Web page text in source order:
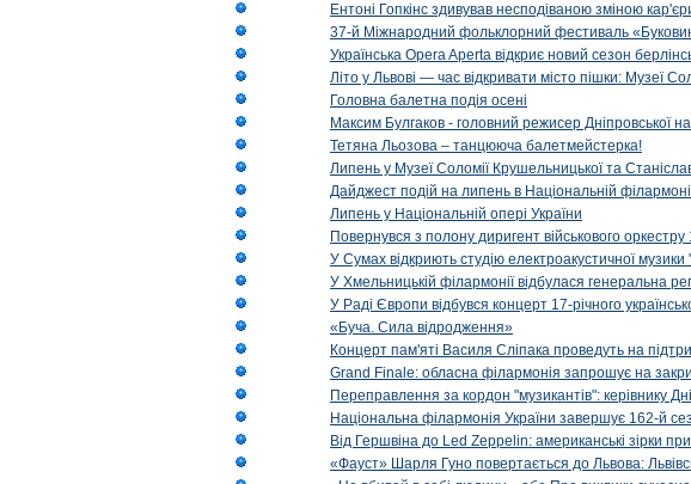
Ентоні Гопкінс здивував несподіваною зміною
37-й Міжнародний фольклорний фестиваль
Українська Opera Aperta відкриє новий сезон
Літо у Львові — час відкривати місто пішки: Музеї
Головна балетна подія осені
Максим Булгаков - головний режисер Дніпровської
Тетяна Льозова – танцююча балетмейстерка!
Липень у Музеї Соломії Крушельницької та
Дайджест подій на липень в Національній
Липень у Національній опері України
Повернувся з полону диригент військового
У Сумах відкриють студію електроакустичної музики
У Хмельницькій філармонії відбулася генеральна
У Раді Європи відбувся концерт 17-річного
«Буча. Сила відродження»
Концерт пам'яті Василя Сліпака проведуть на
Grand Finale: обласна філармонія запрошує на
Переправлення за кордон "музикантів": керівнику
Національна філармонія України завершує 162-й
Від Гершвіна до Led Zeppelin: американські зірки
«Фауст» Шарля Гуно повертається до Львова: